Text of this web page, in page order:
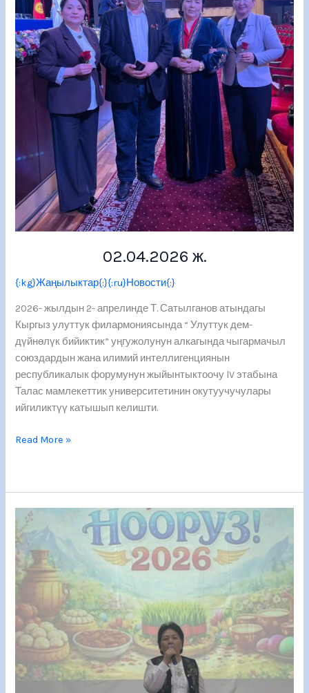
02.04.2026 ж.
{:kg}Жаңылыктар{:}{:ru}Новости{:}
2026- жылдын 2- апрелинде Т. Сатылганов атындагы
Кыргыз улуттук филармониясында “ Улуттук дем-
дүйнөлүк бийиктик” уңгужолунун алкагында чыгармачыл
союздардын жана илимий интеллигенциянын
республикалык форумунун жыйынтыктоочу lV этабына
Талас мамлекеттик университетинин окутуучучулары
ийгиликтүү катышып келишти.
Read More »
Нооруз
майрамыңыздар
кут
болсун!